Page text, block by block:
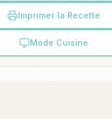
Imprimer la Recette
Mode Cuisine